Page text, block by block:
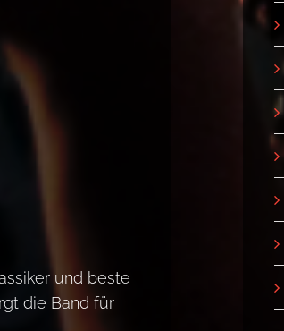
und beste
die Band für